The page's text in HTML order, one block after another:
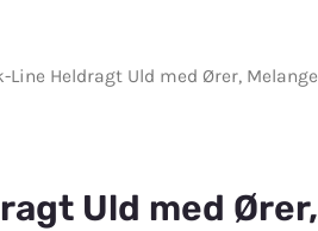
Line Heldragt Uld med Ører, Melange
Uld med Ører,